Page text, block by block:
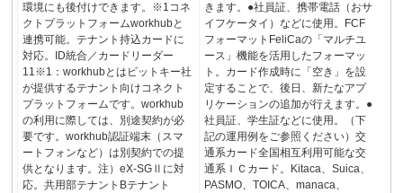
環境にも後付けできます。※1コネ
クトプラットフォームworkhubと
連携可能。テナント持込カードに
対応。ID統合／カードリーダー
11※1：workhubとはビットキー社
が提供するテナント向けコネクト
プラットフォームです。workhub
の利用に際しては、別途契約が必
要です。workhub認証端末（スマ
ートフォンなど）は別契約での提
供となります。注）eX-SGⅡに対
応。共用部テナントBテナント
きます。●社員証、携帯電話（おサ
イフケータイ）などに使用。FCF
フォーマットFeliCaの「マルチユ
ース」機能を活用したフォーマッ
ト。カード作成時に「空き」を設
定することで、後日、新たなアプ
リケーションの追加が行えます。●
社員証、学生証などに使用。（下
記の運用例をご参照ください）交
通系カード全国相互利用可能な交
通系ＩＣカード。Kitaca、Suica、
PASMO、TOICA、manaca、